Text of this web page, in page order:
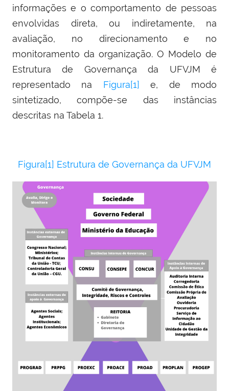
informações e o comportamento de pessoas
envolvidas direta, ou indiretamente, na
avaliação, no direcionamento e no
monitoramento da organização. O Modelo de
Estrutura de Governança da UFVJM é
representado na Figura[1]
e, de modo
sintetizado, compõe-se das instâncias
descritas na Tabela 1.
Figura[1] Estrutura de Governança da UFVJM